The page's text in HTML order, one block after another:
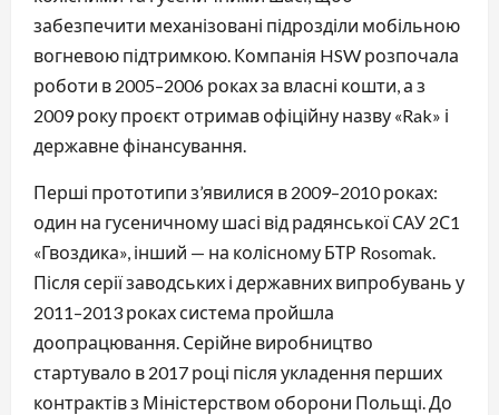
забезпечити механізовані підрозділи мобільною
вогневою підтримкою. Компанія HSW розпочала
роботи в 2005–2006 роках за власні кошти, а з
2009 року проєкт отримав офіційну назву «Rak» і
державне фінансування.
Перші прототипи з’явилися в 2009–2010 роках:
один на гусеничному шасі від радянської САУ 2С1
«Гвоздика», інший — на колісному БТР Rosomak.
Після серії заводських і державних випробувань у
2011–2013 роках система пройшла
доопрацювання. Серійне виробництво
стартувало в 2017 році після укладення перших
контрактів з Міністерством оборони Польщі. До